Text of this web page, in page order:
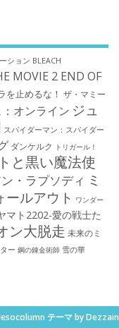
ション BLEACH
MOVIE 2 END OF
を止めるな！ ザ・マミー
オンライン ジュ
スパイダーマン：スパイダー
ダンケルク トリガール！
と黒い魔法使
・ラプソディ ミ
ールアウト ワンダー
マト2202-愛の戦士た
ン大脱走 未来のミ
ー 鋼の錬金術師 雪の華
テーマ by Dezzain